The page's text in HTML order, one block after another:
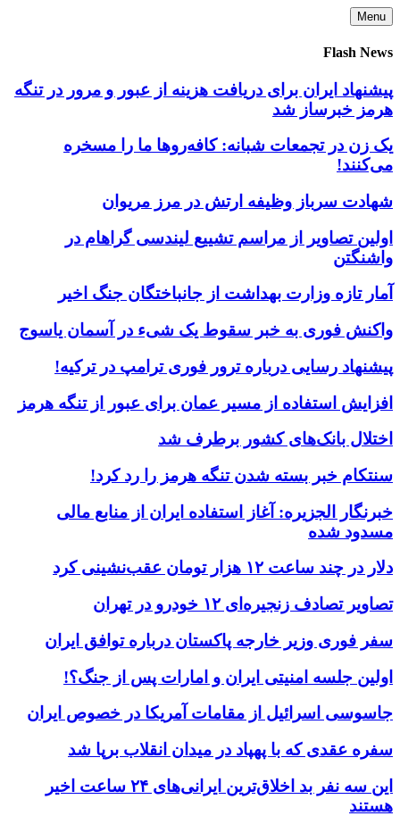
Skip
to
content
Menu
Flash News
پیشنهاد ایران برای دریافت هزینه از عبور و مرور در تنگه
هرمز خبرساز شد
یک زن در تجمعات شبانه: کافه‌روها ما را مسخره
می‌کنند!
شهادت سرباز وظیفه ارتش در مرز مریوان
اولین تصاویر از مراسم تشییع لیندسی گراهام در
واشنگتن
آمار تازه وزارت بهداشت از جانباختگان جنگ اخیر
واکنش فوری به خبر سقوط یک شیء در آسمان یاسوج
پیشنهاد رسایی درباره ترور فوری ترامپ در ترکیه!
افزایش استفاده از مسیر عمان برای عبور از تنگه هرمز
اختلال بانک‌های کشور برطرف شد
سنتکام خبر بسته شدن تنگه هرمز را رد کرد!
خبرنگار الجزیره: آغاز استفاده ایران از منابع مالی
مسدود شده
دلار در چند ساعت ۱۲ هزار تومان عقب‌نشینی کرد
تصاویر تصادف زنجیره‌ای ۱۲ خودرو در تهران
سفر فوری وزیر خارجه پاکستان درباره توافق ایران
اولین جلسه امنیتی ایران و امارات پس از جنگ؟!
جاسوسی اسرائیل از مقامات آمریکا در خصوص ایران
سفره عقدی که با پهپاد در میدان انقلاب برپا شد
این سه نفر بد اخلاق‌ترین ایرانی‌های ۲۴ ساعت اخیر
هستند